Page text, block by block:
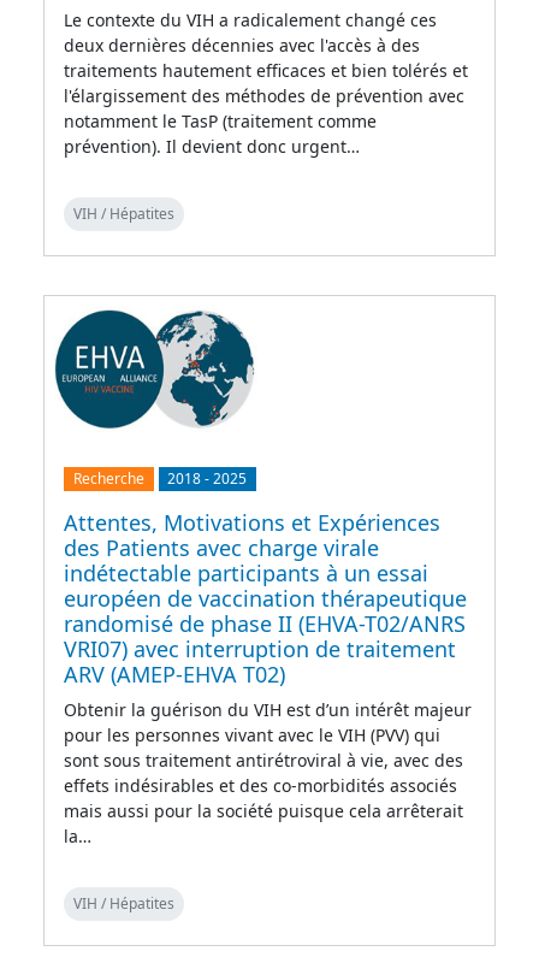
Le contexte du VIH a radicalement changé ces
deux dernières décennies avec l'accès à des
traitements hautement efficaces et bien tolérés et
l'élargissement des méthodes de prévention avec
notamment le TasP (traitement comme
prévention). Il devient donc urgent…
VIH / Hépatites
Recherche 2018-2025
Attentes, Motivations et Expériences
des Patients avec charge virale
indétectable participants à un essai
européen de vaccination thérapeutique
randomisé de phase II (EHVA-T02/ANRS
VRI07) avec interruption de traitement
ARV (AMEP-EHVA T02)
Obtenir la guérison du VIH est d’un intérêt majeur
pour les personnes vivant avec le VIH (PVV) qui
sont sous traitement antirétroviral à vie, avec des
effets indésirables et des co-morbidités associés
mais aussi pour la société puisque cela arrêterait
la…
VIH / Hépatites